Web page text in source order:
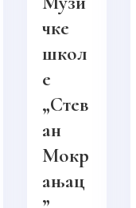
чке
школ
е
„Стев
ан
Мокр
ањац